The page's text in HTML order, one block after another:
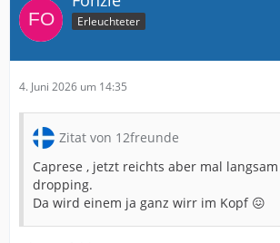
Erleuchteter
4. Juni 2026 um 14:35
Zitat von 12freunde
Caprese , jetzt reichts aber mal
dropping.
Da wird einem ja ganz wirr im Kopf 😖